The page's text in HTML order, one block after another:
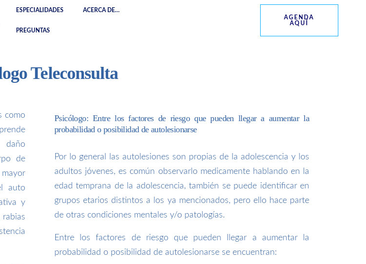
ESPECIALIDADES ACERCA DE…
PREGUNTAS
AGENDA
AQUÍ
Teleconsulta
como
daño
de
auto
y
Psicólogo: Entre los factores de riesgo que pueden llegar a aumentar la
probabilidad o posibilidad de autolesionarse
Por lo general las autolesiones son propias de la adolescencia y los
adultos jóvenes, es común observarlo medicamente hablando en la
edad temprana de la adolescencia, también se puede identificar en
grupos etarios distintos a los ya mencionados, pero ello hace parte
de otras condiciones mentales y/o patologías.
Entre los factores de riesgo que pueden llegar a aumentar la
probabilidad o posibilidad de autolesionarse se encuentran: